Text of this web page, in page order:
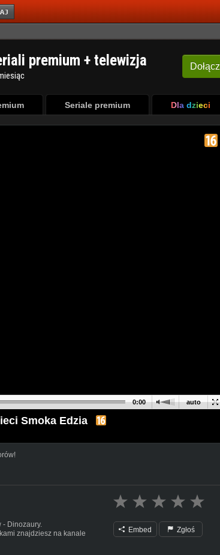
Dołącz
premium + telewizja
Seriale premium Dla dzieci
auto
0:00
Smoka Edzia
- Dinozaury.
znajdziesz na kanale
Embed Zgłoś